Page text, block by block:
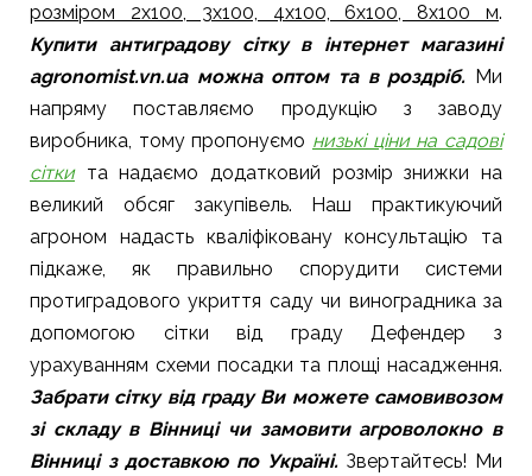
розміром 2х100, 3х100, 4х100, 6х100, 8х100 м.
Купити антиградову сітку в інтернет магазині
agronomist.vn.ua можна оптом та в роздріб. Ми
напряму поставляємо продукцію з заводу
виробника, тому пропонуємо низькі ціни на садові
сіткита надаємо додатковий розмір знижки на
великий обсяг закупівель. Наш практикуючий
агроном надасть кваліфіковану консультацію та
підкаже, як правильно спорудити системи
протиградового укриття саду чи виноградника за
допомогою сітки від граду Дефендер з
урахуванням схеми посадки та площі насадження.
Забрати сітку від граду Ви можете самовивозом
зі складу в Вінниці чи замовити агроволокно в
Вінниці з доставкою по Україні. Звертайтесь! Ми